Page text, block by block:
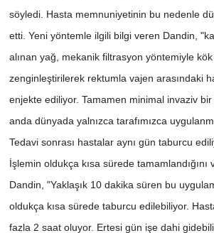
söyledi. Hasta memnuniyetinin bu nedenle
etti. Yeni yöntemle ilgili bilgi veren Dandin,
alınan yağ, mekanik filtrasyon yöntemiyle kök
zenginleştirilerek rektumla vajen arasındaki
enjekte ediliyor. Tamamen minimal invaziv
anda dünyada yalnızca tarafımızca
Tedavi sonrası hastalar aynı gün taburcu
İşlemin oldukça kısa sürede tamamlandığını
Dandin, "Yaklaşık 10 dakika süren bu
oldukça kısa sürede taburcu edilebiliyor.
fazla 2 saat oluyor. Ertesi gün işe dahi